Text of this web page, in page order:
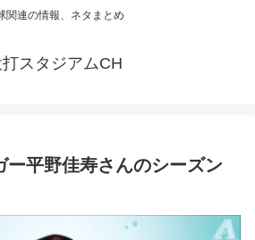
関連の情報、ネタまとめ
スタジアムCH
ー平野佳寿さんのシーズン